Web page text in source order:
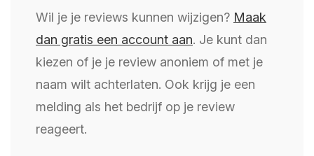
Wil je je reviews kunnen wijzigen? Maak
dan gratis een account aan. Je kunt dan
kiezen of je je review anoniem of met je
naam wilt achterlaten. Ook krijg je een
melding als het bedrijf op je review
reageert.